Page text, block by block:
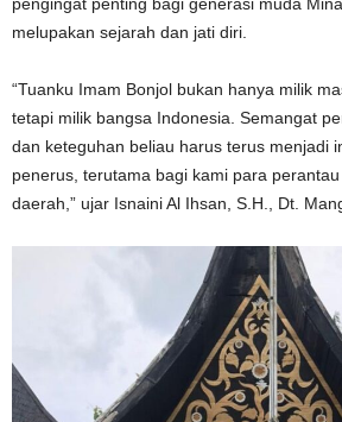
melupakan sejarah dan jati diri.
“Tuanku Imam Bonjol bukan hanya milik
tetapi milik bangsa Indonesia. Semangat
dan keteguhan beliau harus terus menjadi
penerus, terutama bagi kami para
daerah,” ujar Isnaini Al Ihsan, S.H., Dt.